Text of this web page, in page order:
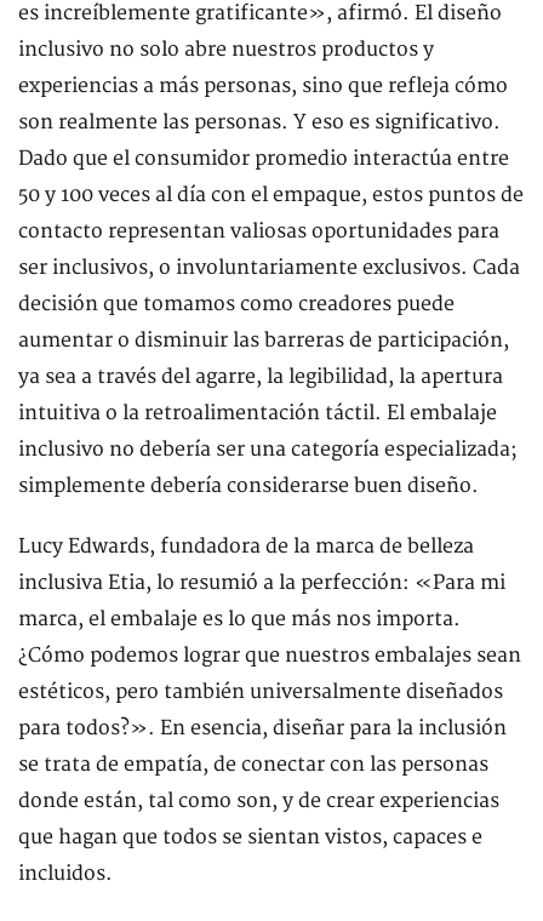
es increíblemente gratificante», afirmó. El diseño
inclusivo no solo abre nuestros productos y
experiencias a más personas, sino que refleja cómo
son realmente las personas. Y eso es significativo.
Dado que el consumidor promedio interactúa entre
50 y 100 veces al día con el empaque, estos puntos de
contacto representan valiosas oportunidades para
ser inclusivos, o involuntariamente exclusivos. Cada
decisión que tomamos como creadores puede
aumentar o disminuir las barreras de participación,
ya sea a través del agarre, la legibilidad, la apertura
intuitiva o la retroalimentación táctil. El embalaje
inclusivo no debería ser una categoría especializada;
simplemente debería considerarse buen diseño.
Lucy Edwards, fundadora de la marca de belleza
inclusiva Etia, lo resumió a la perfección: «Para mi
marca, el embalaje es lo que más nos importa.
¿Cómo podemos lograr que nuestros embalajes sean
estéticos, pero también universalmente diseñados
para todos?». En esencia, diseñar para la inclusión
se trata de empatía, de conectar con las personas
donde están, tal como son, y de crear experiencias
que hagan que todos se sientan vistos, capaces e
incluidos.